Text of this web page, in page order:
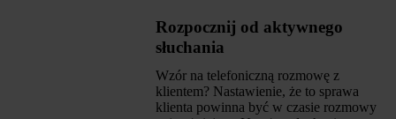
Rozpocznij od aktywnego
słuchania
Wzór na telefoniczną rozmowę z
klientem? Nastawienie, że to sprawa
klienta powinna być w czasie rozmowy